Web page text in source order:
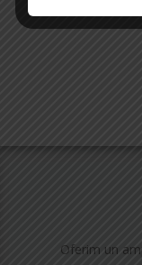
Oferim un